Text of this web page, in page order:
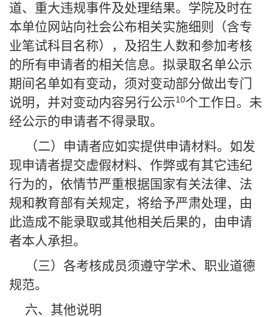
道、重大违规事件及处理结果。学院及时在
本单位网站向社会公布相关实施细则（含专
业笔试科目名称），及招生人数和参加考核
的所有申请者的相关信息。拟录取名单公示
期间名单如有变动，须对变动部分做出专门
说明，并对变动内容另行公示10个工作日。未
经公示的申请者不得录取。
（二）申请者应如实提供申请材料。如发
现申请者提交虚假材料、作弊或有其它违纪
行为的，依情节严重根据国家有关法律、法
规和教育部有关规定，将给予严肃处理，由
此造成不能录取或其他相关后果的，由申请
者本人承担。
（三）各考核成员须遵守学术、职业道德
规范。
六、其他说明